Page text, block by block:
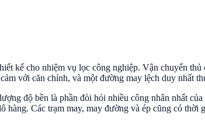
kế cho nhiệm vụ lọc công nghiệp. Vận chuyển
với căn chỉnh, và một đường may lệch duy nhất
độ bền là phần đòi hỏi nhiều công nhân nhất
Các trạm may, may đường và ép cũng có